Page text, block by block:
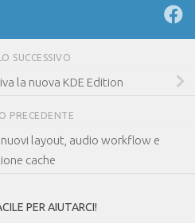
SUCCESSIVO
la nuova KDE Edition
PRECEDENTE
layout, audio workflow e
cache
PER AIUTARCI!